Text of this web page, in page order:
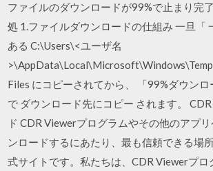
ファイルのダウンロードが99%で止まり完
処 1.ファイルダウンロードの仕組み 一旦「
ある C:\Users\<ユーザ名
Files にコピーされてから、 「99%ダウン
で ダウンロード先にコピー されます。
ド CDR Viewerプログラムやその他のアプ
ンロードするにあたり、最も信頼できる場
式サイトです。私たちは、CDR Viewerプロ